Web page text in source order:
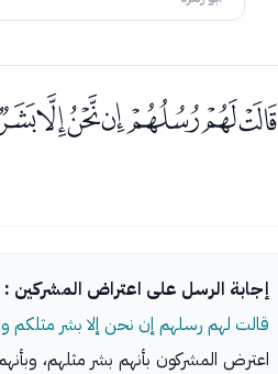
إجابة الرسل على اعتراض المشركين :
قالت لهم رسلهم إن نحن إلا بشر مثلكم
اعترض المشركون بأنهم بشر مثلهم،